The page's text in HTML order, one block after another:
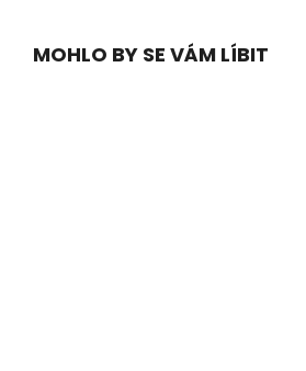
MOHLO BY SE VÁM LÍBIT